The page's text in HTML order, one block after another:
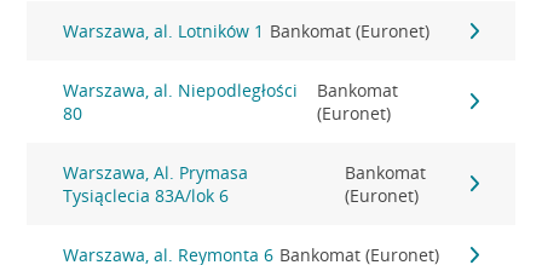
Warszawa, al. Lotników 1 Bankomat (Euronet)
Warszawa, al. Niepodległości
80
Bankomat
(Euronet)
Warszawa, Al. Prymasa
Tysiąclecia 83A/lok 6
Bankomat
(Euronet)
Warszawa, al. Reymonta 6 Bankomat (Euronet)